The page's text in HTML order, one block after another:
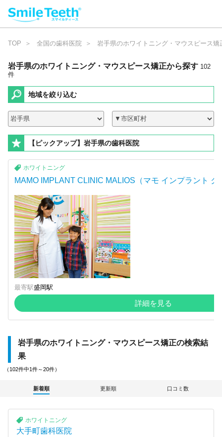
TOP 全国の歯科医院 岩手県のホワイトニング・マウスピース矯
岩手県のホワイトニング・マウスピース矯正から探す 102
件
地域を絞り込む
【ピックアップ】岩手県の歯科医院
ホワイトニング
MAMO IMPLANT CLINIC MALIOS（マモ インプラント ク
最寄駅盛岡駅
詳細を見る
岩手県のホワイトニング・マウスピース矯正の検索結
果
（102件中1件～20件）
新着順 更新順 口コミ数
ホワイトニング
大手町歯科医院